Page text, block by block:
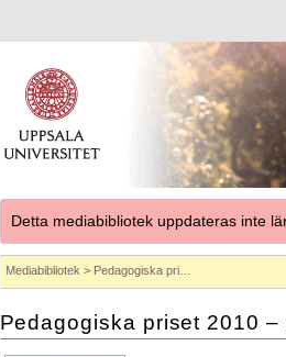
Detta mediabibliotek uppdateras inte
Mediabibliotek > Pedagogiska pri…
Pedagogiska priset 2010